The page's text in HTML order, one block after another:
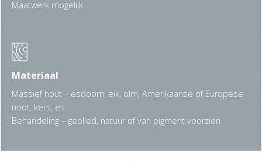
Maatwerk mogelijk
Materiaal
Massief hout – esdoorn, eik, olm, Amerikaanse of Europese
noot, kers, es
Behandeling – geolied, natuur of van pigment voorzien